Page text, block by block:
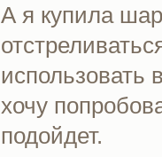
А я купила
использовать
хочу
подойдет.